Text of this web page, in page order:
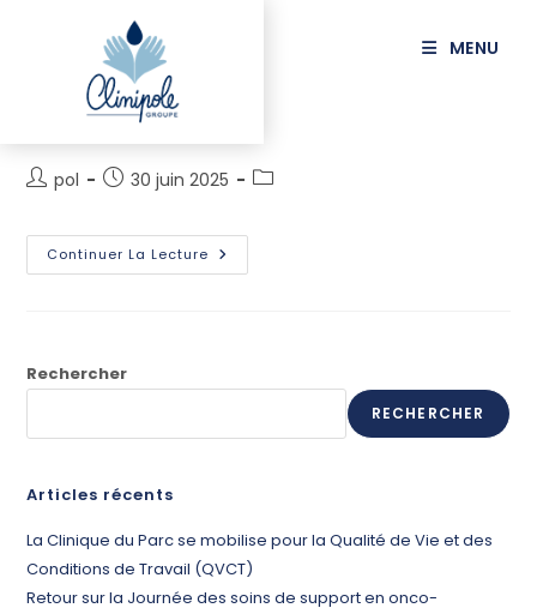
MENU
LIARD Olivier
pol 30 juin 2025
Continuer La Lecture
Rechercher
RECHERCHER
Articles récents
La Clinique du Parc se mobilise pour la Qualité de Vie et des
Conditions de Travail (QVCT)
Retour sur la Journée des soins de support en onco-